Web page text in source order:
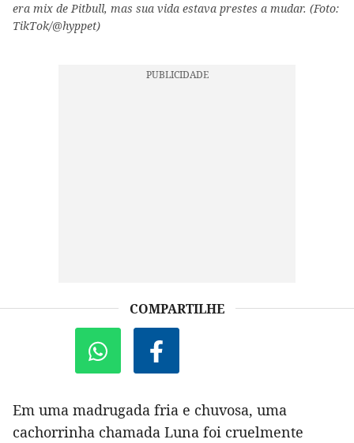
era mix de Pitbull, mas sua vida estava prestes a mudar. (Foto:
TikTok/@hyppet)
COMPARTILHE
Em uma madrugada fria e chuvosa, uma
cachorrinha chamada Luna foi cruelmente